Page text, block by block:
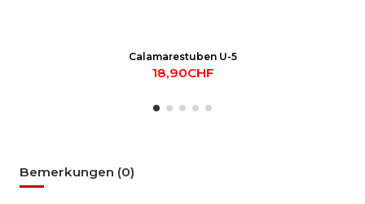
Calamarestuben U-5
18,90CHF
Bemerkungen (0)